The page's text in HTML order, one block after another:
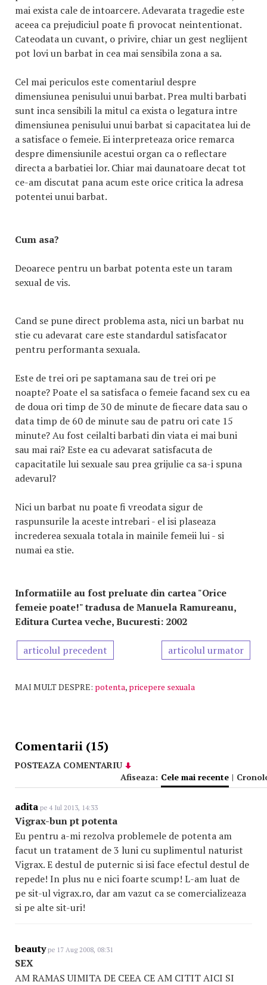
mai exista cale de intoarcere. Adevarata tragedie este
aceea ca prejudiciul poate fi provocat neintentionat.
Cateodata un cuvant, o privire, chiar un gest neglijent
pot lovi un barbat in cea mai sensibila zona a sa.
Cel mai periculos este comentariul despre
dimensiunea penisului unui barbat. Prea multi barbati
sunt inca sensibili la mitul ca exista o legatura intre
dimensiunea penisului unui barbat si capacitatea lui de
a satisface o femeie. Ei interpreteaza orice remarca
despre dimensiunile acestui organ ca o reflectare
directa a barbatiei lor. Chiar mai daunatoare decat tot
ce-am discutat pana acum este orice critica la adresa
potentei unui barbat.
Cum asa?
Deoarece pentru un barbat potenta este un taram
sexual de vis.
Cand se pune direct problema asta, nici un barbat nu
stie cu adevarat care este standardul satisfacator
pentru performanta sexuala.
Este de trei ori pe saptamana sau de trei ori pe
noapte? Poate el sa satisfaca o femeie facand sex cu ea
de doua ori timp de 30 de minute de fiecare data sau o
data timp de 60 de minute sau de patru ori cate 15
minute? Au fost ceilalti barbati din viata ei mai buni
sau mai rai? Este ea cu adevarat satisfacuta de
capacitatile lui sexuale sau prea grijulie ca sa-i spuna
adevarul?
Nici un barbat nu poate fi vreodata sigur de
raspunsurile la aceste intrebari - el isi plaseaza
increderea sexuala totala in mainile femeii lui - si
numai ea stie.
Informatiile au fost preluate din cartea "Orice
femeie poate!" tradusa de Manuela Ramureanu,
Editura Curtea veche, Bucuresti: 2002
articolul precedent articolul urmator
MAI MULT DESPRE: potenta, pricepere sexuala
Comentarii (15)
POSTEAZA COMENTARIU
Afiseaza: Cele mai recente |
adita pe 4 Iul 2013, 14:33
Vigrax-bun pt potenta
Eu pentru a-mi rezolva problemele de potenta am
facut un tratament de 3 luni cu suplimentul naturist
Vigrax. E destul de puternic si isi face efectul destul de
repede! In plus nu e nici foarte scump! L-am luat de
pe sit-ul vigrax.ro, dar am vazut ca se comercializeaza
si pe alte sit-uri!
beautype 17 Aug 2008, 08:31
SEX
AM RAMAS UIMITA DE CEEA CE AM CITIT AICI SI